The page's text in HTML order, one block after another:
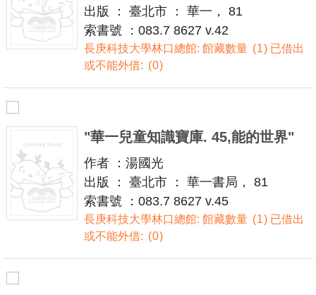
出版 ： 臺北市 ： 華一， 81
索書號 ：083.7 8627 v.42
長庚科技大學林口總館: 館藏數量 1 已借出
或不能外借:
0
"華一兒童知識寶庫. 45,能的世界"
作者 ：湯國光
出版 ： 臺北市 ： 華一書局， 81
索書號 ：083.7 8627 v.45
長庚科技大學林口總館: 館藏數量 1 已借出
或不能外借:
0